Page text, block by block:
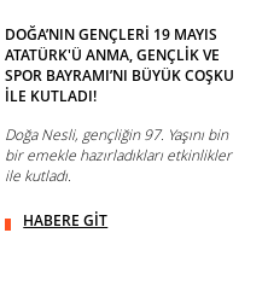
DOĞA’NIN GENÇLERİ 19 MAYIS
ATATÜRK'Ü ANMA, GENÇLİK VE
SPOR BAYRAMI’NI BÜYÜK COŞKU
İLE KUTLADI!
Doğa Nesli, gençliğin 97. Yaşını bin
bir emekle hazırladıkları etkinlikler
ile kutladı.
HABERE GİT